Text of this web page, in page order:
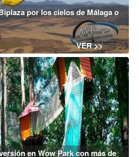
por los cielos de Málaga o
VER >>
en Wow Park con más de